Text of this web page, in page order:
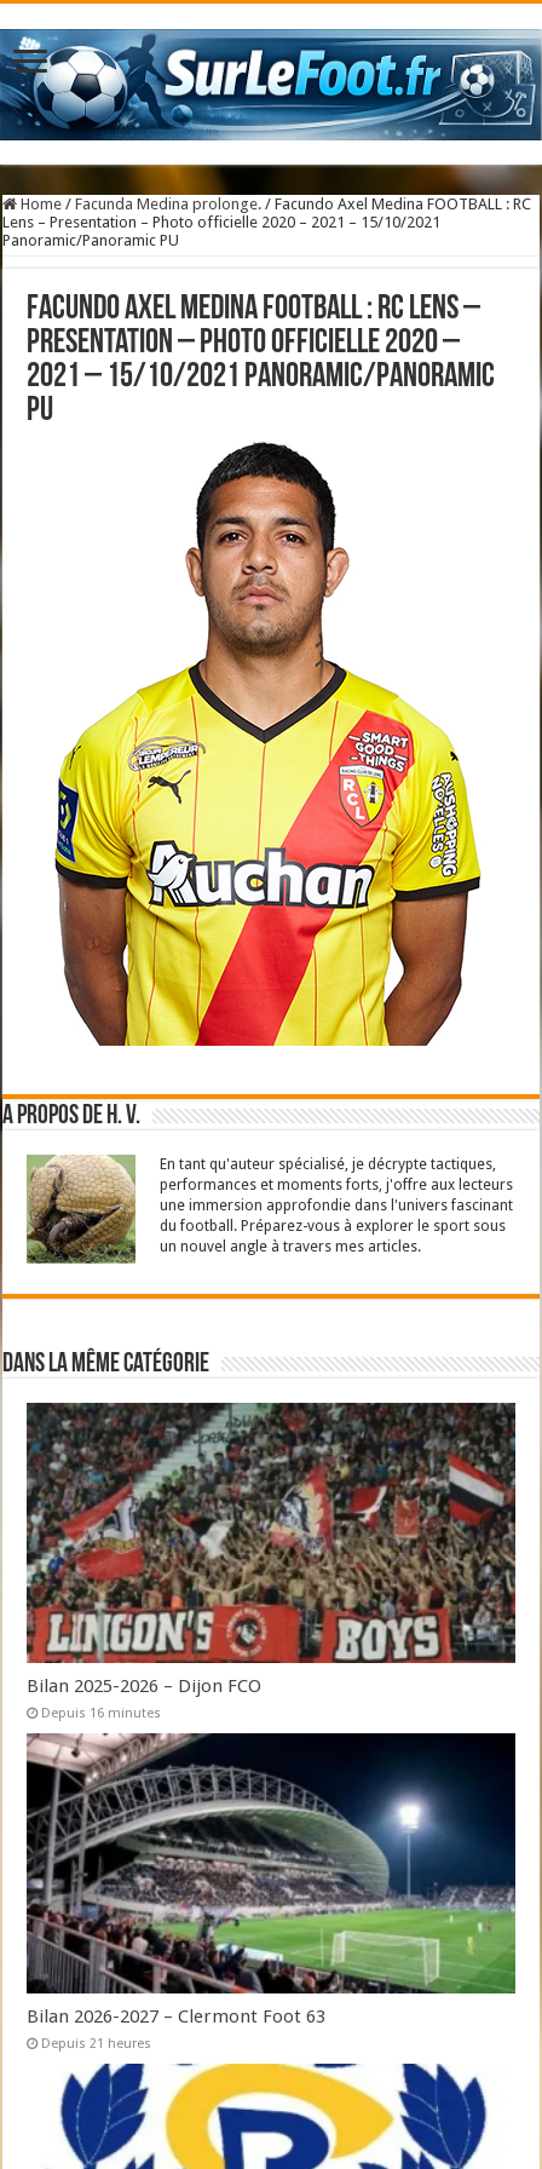
Home / Facunda Medina prolonge. / Facundo Axel Medina FOOTBALL : RC
Lens – Presentation – Photo officielle 2020 – 2021 – 15/10/2021
Panoramic/Panoramic PU
Facundo Axel Medina FOOTBALL : RC Lens –
Presentation – Photo officielle 2020 –
2021 – 15/10/2021 Panoramic/Panoramic
PU
A propos de H. V.
En tant qu'auteur spécialisé, je décrypte tactiques,
performances et moments forts, j'offre aux lecteurs
une immersion approfondie dans l'univers fascinant
du football. Préparez-vous à explorer le sport sous
un nouvel angle à travers mes articles.
Dans la même catégorie
Bilan 2025-2026 – Dijon FCO
Depuis 16 minutes
Bilan 2026-2027 – Clermont Foot 63
Depuis 21 heures